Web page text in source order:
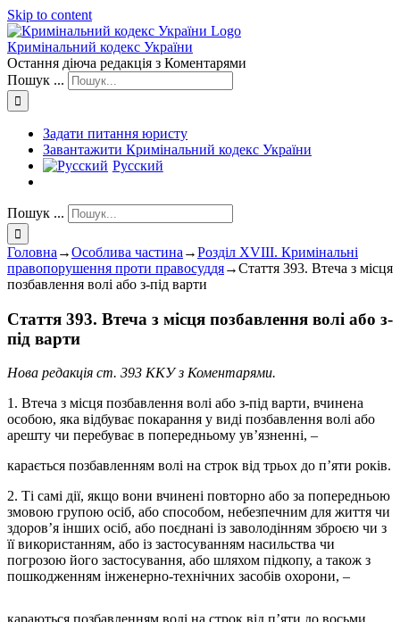
Skip to content
Кримінальний кодекс України
Остання діюча редакція з Коментарями
Пошук ...
Задати питання юристу
Завантажити Кримінальний кодекс України
Русский
Пошук ...
Головна →Особлива частина →Розділ XVIII. Кримінальні
правопорушення проти правосуддя→Стаття 393. Втеча з місця
позбавлення волі або з-під варти
Стаття 393. Втеча з місця позбавлення волі або з-
під варти
Нова редакція ст. 393 ККУ з Коментарями.
1. Втеча з місця позбавлення волі або з-під варти, вчинена
особою, яка відбуває покарання у виді позбавлення волі або
арешту чи перебуває в попередньому ув’язненні, –
карається позбавленням волі на строк від трьох до п’яти років.
2. Ті самі дії, якщо вони вчинені повторно або за попередньою
змовою групою осіб, або способом, небезпечним для життя чи
здоров’я інших осіб, або поєднані із заволодінням зброєю чи з
її використанням, або із застосуванням насильства чи
погрозою його застосування, або шляхом підкопу, а також з
пошкодженням інженерно-технічних засобів охорони, –